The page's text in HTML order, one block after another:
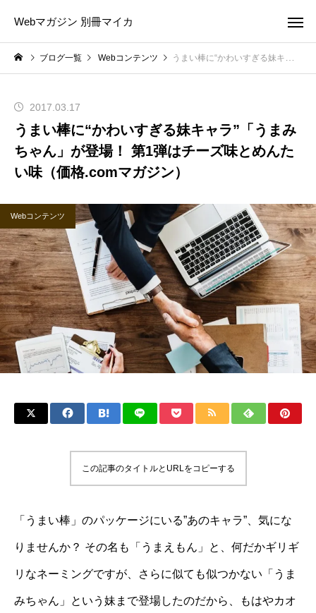
Webマガジン 別冊マイカ
ブログ一覧 Webコンテンツ うまい棒に“かわいすぎる妹キャラ”「うまみちゃん」が登場！ 第1弾はチーズ味とめんたい味（価格.comマガジン）
2017.03.17
うまい棒に“かわいすぎる妹キャラ”「うまみ
ちゃん」が登場！ 第1弾はチーズ味とめんた
い味（価格.comマガジン）
Webコンテンツ
この記事のタイトルとURLをコピーする
「うまい棒」のパッケージにいる”あのキャラ”、気にな
りませんか？ その名も「うまえもん」と、何だかギリギ
リなネーミングですが、さらに似ても似つかない「うま
みちゃん」という妹まで登場したのだから、もはやカオ